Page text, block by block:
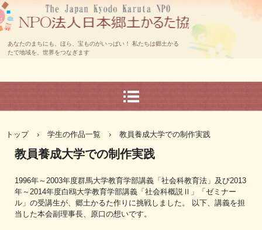
あなたのまちにも、ほら、宝ものがいっぱい！ 私たちは郷土かる
たで地域を、世界をつなぎます
トップ › 学生の作品一覧 › 教員養成大学での制作実践
教員養成大学での制作実践
1996年～2003年度群馬大学教育学部講義「社会科教育法」及び2013
年～2014年度白鴎大学教育学部講義「社会科概説Ⅱ」「ゼミナー
ル」の受講生が、郷土かるた作りに挑戦しました。 以下、講義を担
当した本会副理事長、原口の想いです。